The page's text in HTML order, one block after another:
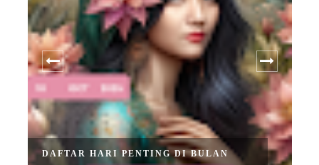
DAFTAR HARI PENTING DI BULAN